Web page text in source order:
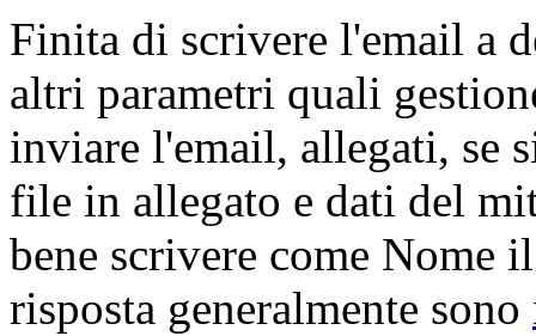
Finita di scrivere l'email a
altri parametri quali
inviare l'email, allegati, se
file in allegato e dati del
bene scrivere come Nome
risposta generalmente sono